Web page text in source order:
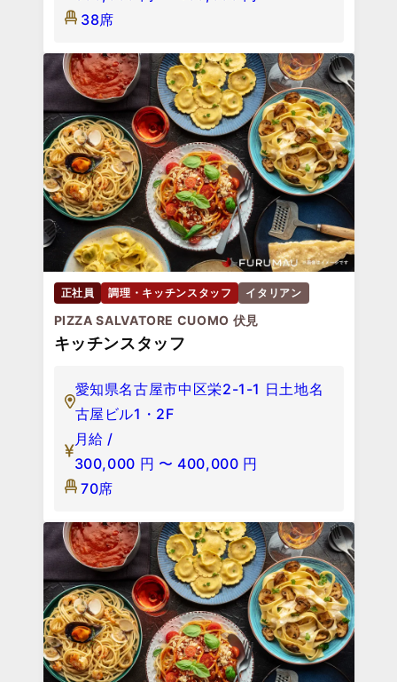
38席
正社員 調理・キッチンスタッフ イタリアン
PIZZA SALVATORE CUOMO 伏見
キッチンスタッフ
愛知県名古屋市中区栄2-1-1 日土地名
古屋ビル1・2F
月給 /
300,000 円 〜 400,000 円
70席